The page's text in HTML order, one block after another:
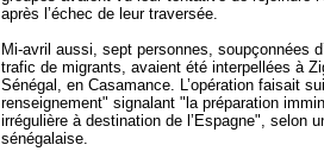
après l’échec de leur traversée.
Mi-avril aussi, sept personnes, soupçonnées
trafic de migrants, avaient été interpellées à
Sénégal, en Casamance. L’opération faisait
renseignement" signalant "la préparation
irrégulière à destination de l’Espagne", selon
sénégalaise.